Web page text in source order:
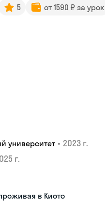
5 от 1590 ₽ за урок
университет • 2023 г.
г.
в Киото